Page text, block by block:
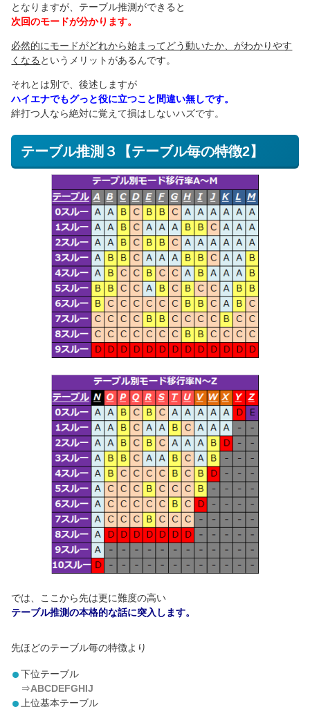
となりますが、テーブル推測ができると
次回のモードが分かります。
必然的にモードがどれから始まってどう動いたか、がわかりやす
くなる というメリットがあるんです。
それとは別で、後述しますが
ハイエナでもグっと役に立つこと間違い無しです。
絆打つ人なら絶対に覚えて損はしないハズです。
テーブル推測３【テーブル毎の特徴2】
では、ここから先は更に難度の高い
テーブル推測の本格的な話に突入します。
先ほどのテーブル毎の特徴より
下位テーブル
⇒ABCDEFGHIJ
上位基本テーブル